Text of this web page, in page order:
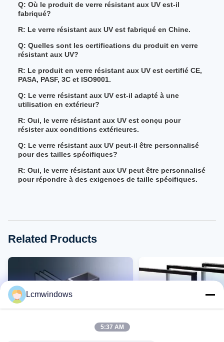
Q: Où le produit de verre résistant aux UV est-il
fabriqué?
R: Le verre résistant aux UV est fabriqué en Chine.
Q: Quelles sont les certifications du produit en verre
résistant aux UV?
R: Le produit en verre résistant aux UV est certifié CE,
PASA, PASF, 3C et ISO9001.
Q: Le verre résistant aux UV est-il adapté à une
utilisation en extérieur?
R: Oui, le verre résistant aux UV est conçu pour
résister aux conditions extérieures.
Q: Le verre résistant aux UV peut-il être personnalisé
pour des tailles spécifiques?
R: Oui, le verre résistant aux UV peut être personnalisé
pour répondre à des exigences de taille spécifiques.
Related Products
Lcmwindows
5:37 AM